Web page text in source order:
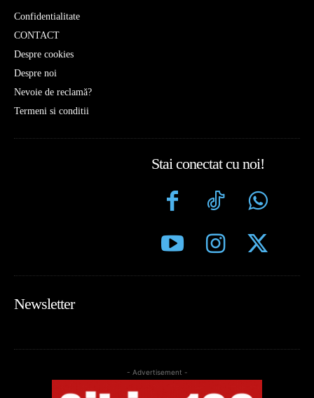
Confidentialitate
CONTACT
Despre cookies
Despre noi
Nevoie de reclamă?
Termeni si conditii
Stai conectat cu noi!
Newsletter
- Advertisement -